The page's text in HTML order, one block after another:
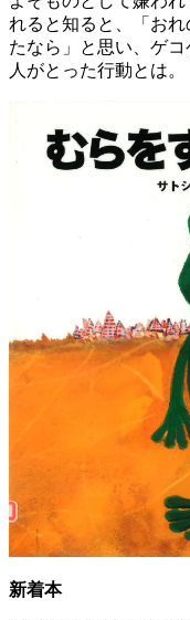
れると知ると、「お
たなら」と思い、ゲ
人がとった行動とは。
新着本